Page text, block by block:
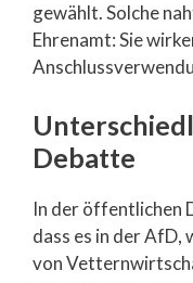
gewählt. Solche
Ehrenamt: Sie
Debatte
In der öffentlichen
dass es in der AfD,
von